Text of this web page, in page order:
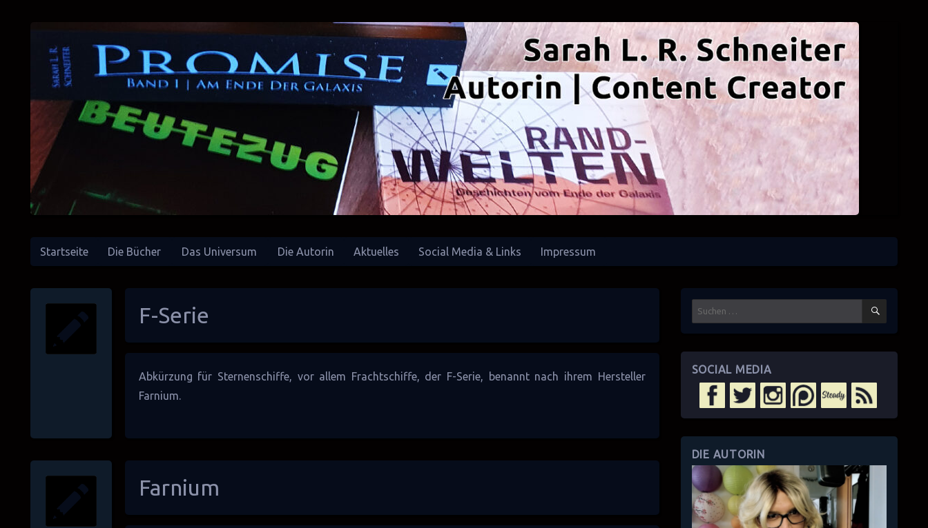
Sarah L. R. Schneiter
Startseite Die Bücher Das Universum Die Autorin Aktuelles Social Media & Links Impressum
F-Serie
Abkürzung für Sternenschiffe, vor allem Frachtschiffe, der F-Serie, benannt nach ihrem Hersteller
Farnium.
Farnium
SUCHEN
SOCIAL MEDIA
DIE AUTORIN